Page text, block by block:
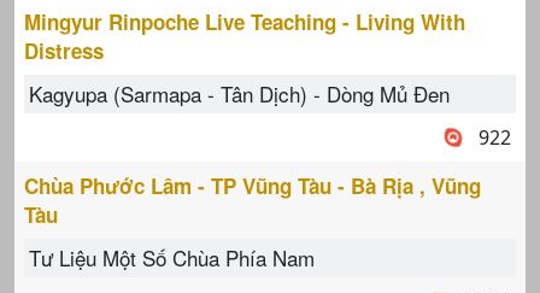
Mingyur Rinpoche Live Teaching - Living With
Distress
Kagyupa (Sarmapa - Tân Dịch) - Dòng Mủ Đen
922
Chùa Phước Lâm - TP Vũng Tàu - Bà Rịa , Vũng
Tàu
Tư Liệu Một Số Chùa Phía Nam